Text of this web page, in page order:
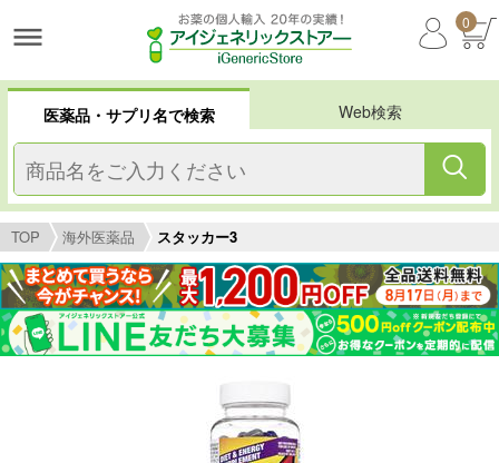
0
医薬品・サプリ名で検索 Web検索
TOP 海外医薬品 スタッカー3